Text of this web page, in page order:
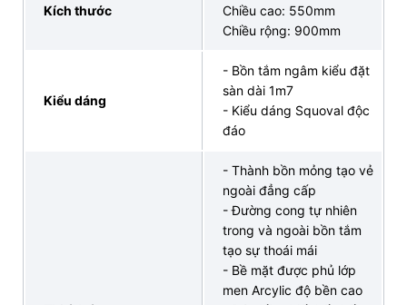
4. Mua bồn tắm INAX BF1760V chất lượng, uy
tín tại INAX Bán Lẻ Tại Kho
BF-1760V? Vậy thì hãy đến
với INAX Bán Lẻ Tại Kho, chúng tôi tự hào là địa chỉ
tin cậy cung cấp sản phẩm chất lượng cao, chính
hãng cùng dịch vụ chuyên nghiệp:
SẢN PHẨM CHÍNH HÃNG: Cung cấp bồn tắmBF-
Kích thước
Chiều cao: 550mm
Chiều rộng: 900mm
Kiểu dáng
- Bồn tắm ngâm kiểu đặt
sàn dài 1m7
- Kiểu dáng Squoval độc
đáo
- Thành bồn mỏng tạo vẻ
ngoài đẳng cấp
- Đường cong tự nhiên
trong và ngoài bồn tắm
tạo sự thoái mái
- Bề mặt được phủ lớp
men Arcylic độ bền cao